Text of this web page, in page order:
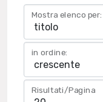
Mostra elenco per:
in ordine:
Risultati/Pagina